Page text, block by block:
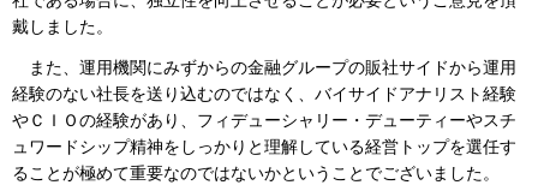
戴しました。
また、運用機関にみずからの金融グループの販社サイドから運用
経験のない社長を送り込むのではなく、バイサイドアナリスト経験
やＣＩＯの経験があり、フィデューシャリー・デューティーやスチ
ュワードシップ精神をしっかりと理解している経営トップを選任す
ることが極めて重要なのではないかということでございました。